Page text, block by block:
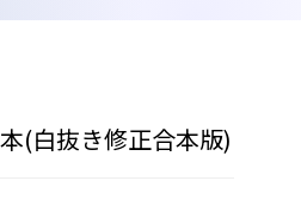
(白抜き修正合本版)